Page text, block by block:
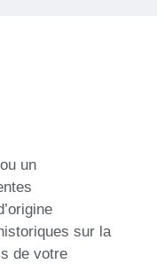
un
sur la
de votre